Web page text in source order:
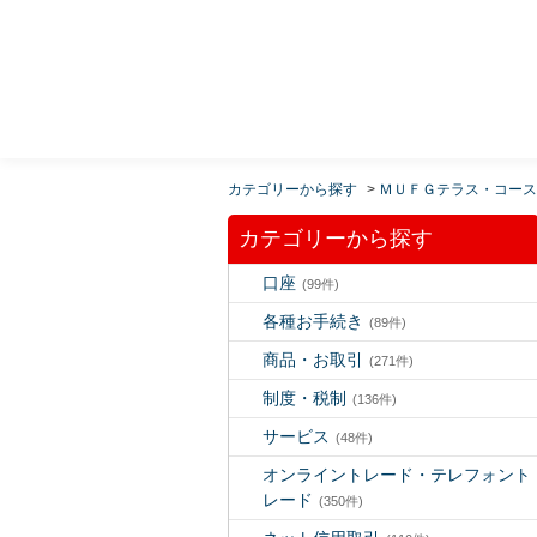
カテゴリーから探す > ＭＵＦＧテラス・コース
カテゴリーから探す
口座 (99件)
各種お手続き (89件)
商品・お取引 (271件)
制度・税制 (136件)
サービス (48件)
オンライントレード・テレフォント
レード (350件)